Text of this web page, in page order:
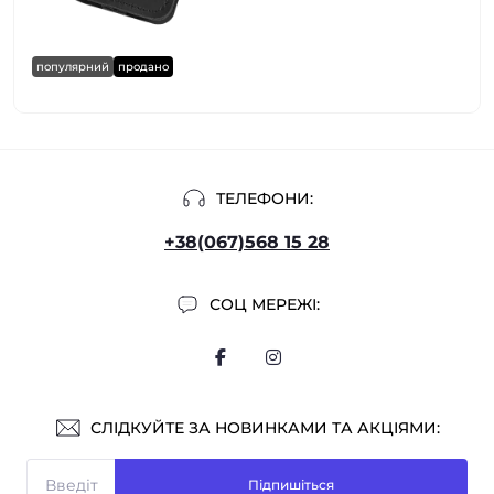
популярний продано
ТЕЛЕФОНИ:
+38(067)568 15 28
СОЦ МЕРЕЖІ:
СЛІДКУЙТЕ ЗА НОВИНКАМИ ТА АКЦІЯМИ:
Підпишіться